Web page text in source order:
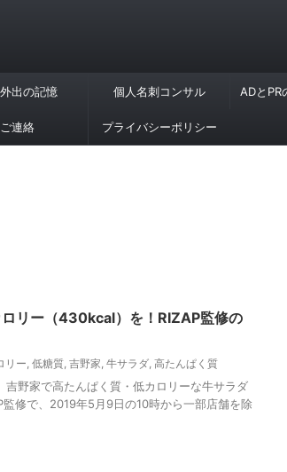
出の記憶 個人名刺コンサル ADとPR
ご連絡 プライバシーポリシー
リー（430kcal）を！RIZAP監修の
リー, 低糖質, 吉野家, 牛サラダ, 高たんぱく質
野家で高たんぱく質・低カロリーな牛サラダ
修で、2019年5月9日の10時から一部店舗を除